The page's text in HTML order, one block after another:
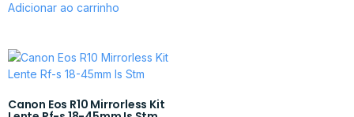
Adicionar ao carrinho
Canon Eos R10 Mirrorless Kit